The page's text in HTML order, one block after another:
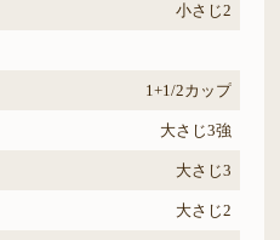
小さじ2
1+1/2カップ
大さじ3強
大さじ3
大さじ2